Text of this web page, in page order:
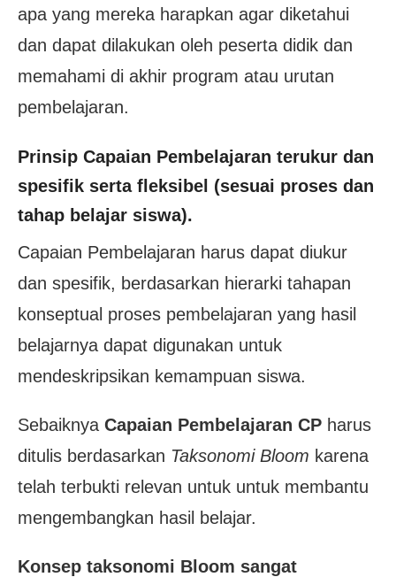
apa yang mereka harapkan agar diketahui
dan dapat dilakukan oleh peserta didik dan
memahami di akhir program atau urutan
pembelajaran.
Prinsip Capaian Pembelajaran terukur dan
spesifik serta fleksibel (sesuai proses dan
tahap belajar siswa).
Capaian Pembelajaran harus dapat diukur
dan spesifik, berdasarkan hierarki tahapan
konseptual proses pembelajaran yang hasil
belajarnya dapat digunakan untuk
mendeskripsikan kemampuan siswa.
Sebaiknya Capaian Pembelajaran CP harus
ditulis berdasarkan Taksonomi Bloom karena
telah terbukti relevan untuk untuk membantu
mengembangkan hasil belajar.
Konsep taksonomi Bloom sangat